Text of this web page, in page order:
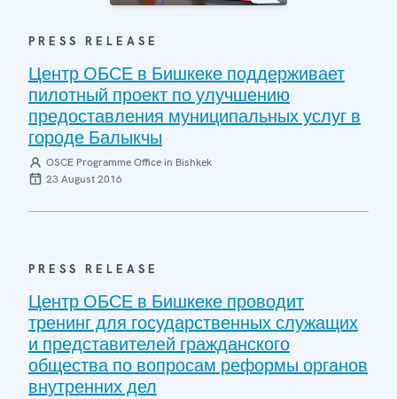
PRESS RELEASE
Центр ОБСЕ в Бишкеке поддерживает
пилотный проект по улучшению
предоставления муниципальных услуг в
городе Балыкчы
OSCE Programme Office in Bishkek
23 August 2016
PRESS RELEASE
Центр ОБСЕ в Бишкеке проводит
тренинг для государственных служащих
и представителей гражданского
общества по вопросам реформы органов
внутренних дел